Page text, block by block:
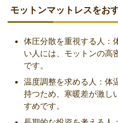
モットンマットレスをお
体圧分散を重視する人：
い人には、モットンの高
です。
温度調整を求める人：体
持つため、寒暖差が激し
すめです。